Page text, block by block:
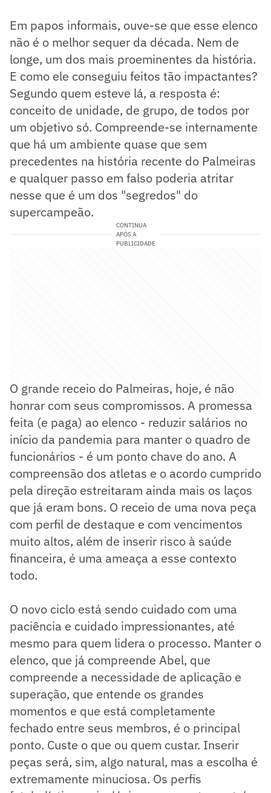
Em papos informais, ouve-se que esse elenco
não é o melhor sequer da década. Nem de
longe, um dos mais proeminentes da história.
E como ele conseguiu feitos tão impactantes?
Segundo quem esteve lá, a resposta é:
conceito de unidade, de grupo, de todos por
um objetivo só. Compreende-se internamente
que há um ambiente quase que sem
precedentes na história recente do Palmeiras
e qualquer passo em falso poderia atritar
nesse que é um dos "segredos" do
supercampeão.
CONTINUA
APÓS A
PUBLICIDADE
O grande receio do Palmeiras, hoje, é não
honrar com seus compromissos. A promessa
feita (e paga) ao elenco - reduzir salários no
início da pandemia para manter o quadro de
funcionários - é um ponto chave do ano. A
compreensão dos atletas e o acordo cumprido
pela direção estreitaram ainda mais os laços
que já eram bons. O receio de uma nova peça
com perfil de destaque e com vencimentos
muito altos, além de inserir risco à saúde
financeira, é uma ameaça a esse contexto
todo.
O novo ciclo está sendo cuidado com uma
paciência e cuidado impressionantes, até
mesmo para quem lidera o processo. Manter o
elenco, que já compreende Abel, que
compreende a necessidade de aplicação e
superação, que entende os grandes
momentos e que está completamente
fechado entre seus membros, é o principal
ponto. Custe o que ou quem custar. Inserir
peças será, sim, algo natural, mas a escolha é
extremamente minuciosa. Os perfis